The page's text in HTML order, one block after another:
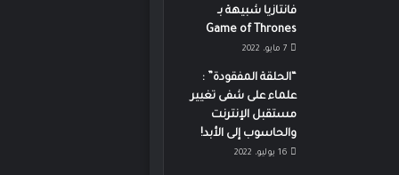
فانتازيا شبيهة بـ
Game of Thrones
7 مايو، 2022
“الحلقة المفقودة” :
علماء على شفى تغيير
مستقبل الإنترنت
والحاسوب إلى الأبد!
16 يوليو، 2022